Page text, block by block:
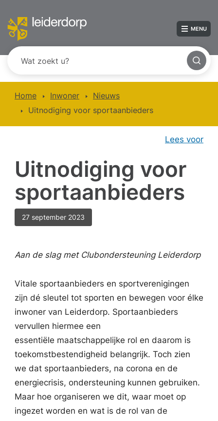
MENU
Home Inwoner
Nieuws
Uitnodiging voor sportaanbieders
Lees voor
Uitnodiging voor
sportaanbieders
27 september 2023
Aan de slag met Clubondersteuning Leiderdorp
Vitale sportaanbieders en sportverenigingen
zijn dé sleutel tot sporten en bewegen voor élke
inwoner van Leiderdorp. Sportaanbieders
vervullen hiermee een
essentiële maatschappelijke rol en daarom is
toekomstbestendigheid belangrijk. Toch zien
we dat sportaanbieders, na corona en de
energiecrisis, ondersteuning kunnen gebruiken.
Maar hoe organiseren we dit, waar moet op
ingezet worden en wat is de rol van de